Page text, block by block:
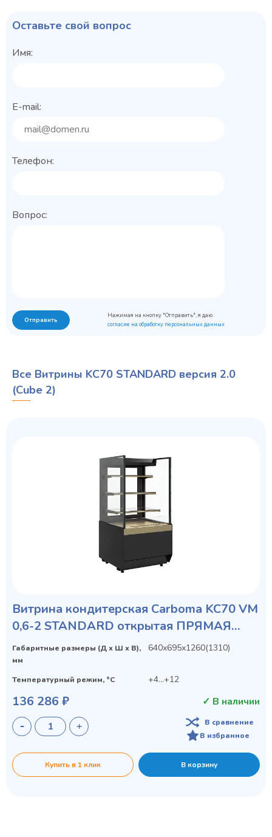
Оставьте свой вопрос
Имя:
E-mail:
Телефон:
Вопрос:
Отправить
Нажимая на кнопку "Отправить", я даю
согласие на обработку персональных данных
Все Витрины KC70 STANDARD версия 2.0
(Cube 2)
Витрина кондитерская Carboma KC70 VM
0,6-2 STANDARD открытая ПРЯМАЯ
БОКОВИНА
Габаритные размеры (Д х Ш х В),
мм
640х695х1260(1310)
Температурный режим, °C +4...+12
136 286 ₽ ✓ В наличии
В сравнение
В избранное
Купить в 1 клик В корзину